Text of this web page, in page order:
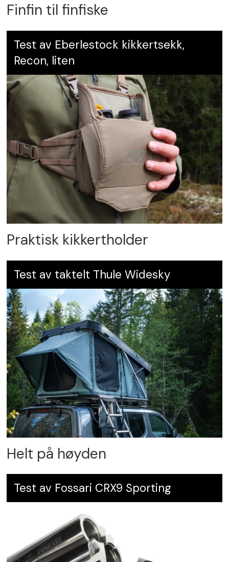
Finfin til finfiske
Test av Eberlestock kikkertsekk,
Recon, liten
Praktisk kikkertholder
Test av taktelt Thule Widesky
Helt på høyden
Test av Fossari CRX9 Sporting